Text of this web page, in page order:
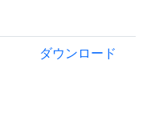
ダウンロード